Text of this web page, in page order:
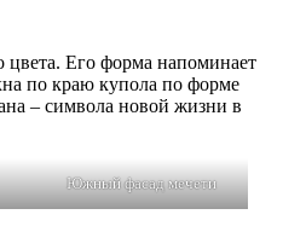
Его форма напоминает
по краю купола по форме
– символа новой жизни в
Южный фасад мечети